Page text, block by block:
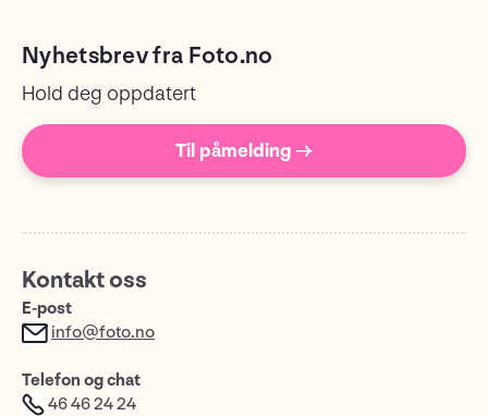
Nyhetsbrev fra Foto.no
Hold deg oppdatert
Til påmelding →
Kontakt oss
E-post
info@foto.no
Telefon og chat
46 46 24 24